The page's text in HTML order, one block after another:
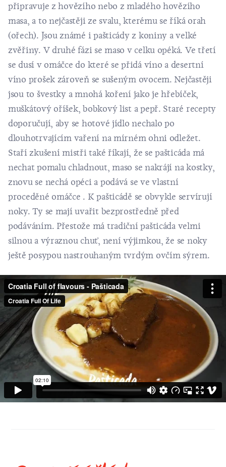
připravuje z hovězího nebo z mladého hovězího
masa, a to nejčastěji ze svalu, kterému se říká orah
(ořech). Jsou známé i pašticády z koniny a velké
zvěřiny. V druhé fázi se maso v celku opéká. Ve třetí
se dusí v omáčce do které se přidá víno a desertní
víno prošek zároveň se sušeným ovocem. Nejčastěji
jsou to švestky a mnohá koření jako je hřebíček,
muškátový oříšek, bobkový list a pepř. Staré recepty
doporučují, aby se hotové jídlo nechalo po
dlouhotrvajícím vaření na mírném ohni odležet.
Staří zkušení mistři také říkají, že se pašticáda má
nechat pomalu chladnout, maso se nakrájí na kostky,
znovu se nechá opéci a podává se ve vlastní
proceděné omáčce . K pašticádě se obvykle servírují
noky. Ty se mají uvařit bezprostředně před
podáváním. Přestože má tradiční pašticáda velmi
silnou a výraznou chuť, není výjimkou, že se noky
ještě posypou nastrouhaným tvrdým ovčím sýrem.